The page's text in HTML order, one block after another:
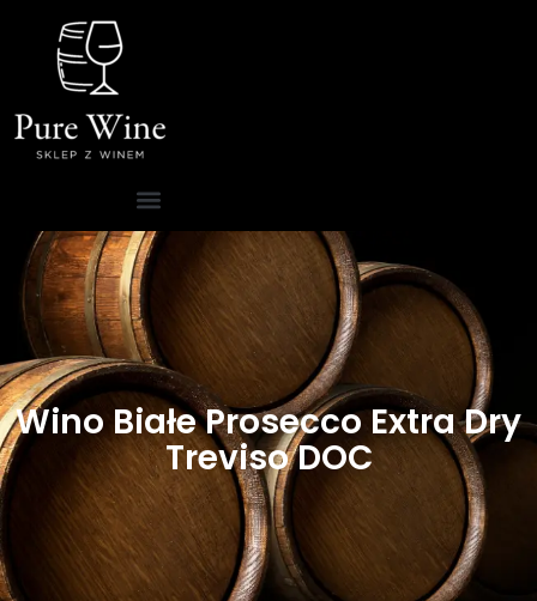
Wino Białe Prosecco Extra Dry
Treviso DOC